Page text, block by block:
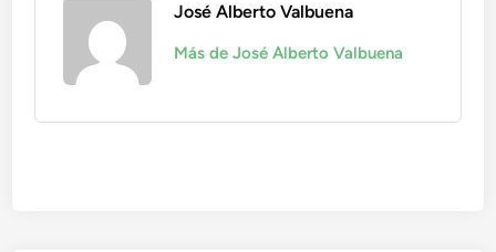
José Alberto Valbuena
Más de José Alberto Valbuena